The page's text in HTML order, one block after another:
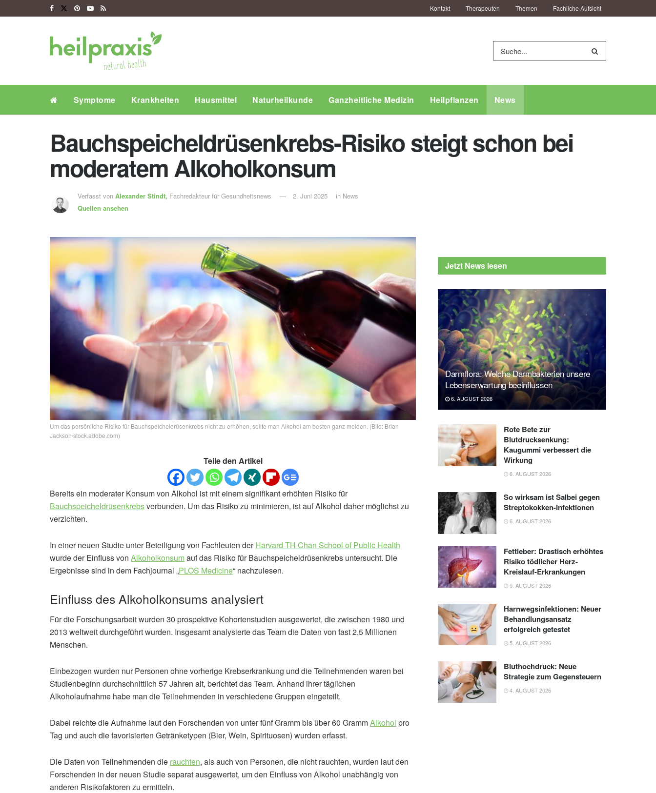
Kontakt Therapeuten Themen Fachliche Aufsicht
Symptome Krankheiten Hausmittel Naturheilkunde Ganzheitliche Medizin Heilpflanzen News
Bauchspeicheldrüsenkrebs-Risiko steigt schon bei
moderatem Alkoholkonsum
Verfasst von Alexander Stindt, Fachredakteur für Gesundheitsnews
Quellen ansehen
2. Juni 2025 in News
Um das persönliche Risiko für Bauchspeicheldrüsenkrebs nicht zu erhöhen, sollte man Alkohol am besten ganz meiden. (Bild: Brian
Jackson/stock.adobe.com)
Teile den Artikel
Bereits ein moderater Konsum von Alkohol ist mit einem signifikant erhöhten Risiko für
Bauchspeicheldrüsenkrebsverbunden. Um das Risiko zu minimieren, ist auf Alkohol daher möglichst zu
verzichten.
In einer neuen Studie unter Beteiligung von Fachleuten derHarvard TH Chan School of Public Health
wurde der Einfluss von Alkoholkonsumauf das Risiko für Bauchspeicheldrüsenkrebs untersucht. Die
Ergebnisse sind in dem Fachjournal „PLOS Medicine“ nachzulesen.
Einfluss des Alkoholkonsums analysiert
Für die Forschungsarbeit wurden 30 prospektive Kohortenstudien ausgewertet, die zwischen 1980 und
2013 weltweit durchgeführt wurden. Insgesamt analysierte das Team die Daten von fast 2,5 Millionen
Menschen.
Einbezogen wurden nur Personen ohne vorherige Krebserkrankung und die Teilnehmenden waren bei
Studienbeginn durchschnittlich 57 Jahren alt, berichtet das Team. Anhand ihrer täglichen
Alkoholaufnahme habe man die Teilnehmenden in verschiedene Gruppen eingeteilt.
Dabei reichte die Aufnahme laut den Forschenden von unter fünf Gramm bis über 60 GrammAlkohol pro
Tag und auch die favorisierten Getränketypen (Bier, Wein, Spirituosen) wurden erfasst.
Die Daten von Teilnehmenden die rauchten, als auch von Personen, die nicht rauchten, wurden laut den
Forschenden in der neuen Studie separat ausgewertet, um den Einfluss von Alkohol unabhängig von
anderen Risikofaktoren zu ermitteln.
Jetzt News lesen
Darmflora: Welche Darmbakterien unsere
Lebenserwartung beeinflussen
6. AUGUST 2026
Rote Bete zur
Blutdrucksenkung:
Kaugummi verbessert die
Wirkung
6. AUGUST 2026
So wirksam ist Salbei gegen
Streptokokken-Infektionen
6. AUGUST 2026
Fettleber: Drastisch erhöhtes
Risiko tödlicher Herz-
Kreislauf-Erkrankungen
5. AUGUST 2026
Harnwegsinfektionen: Neuer
Behandlungsansatz
erfolgreich getestet
5. AUGUST 2026
Bluthochdruck: Neue
Strategie zum Gegensteuern
4. AUGUST 2026